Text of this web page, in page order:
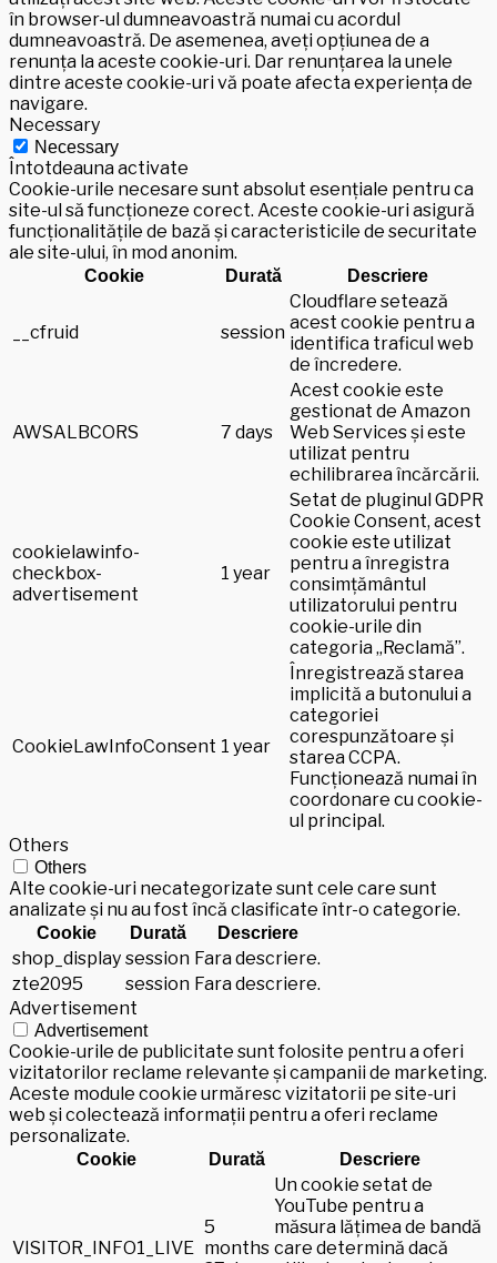
în browser-ul dumneavoastră numai cu acordul
dumneavoastră. De asemenea, aveți opțiunea de a
renunța la aceste cookie-uri. Dar renunțarea la unele
dintre aceste cookie-uri vă poate afecta experiența de
navigare.
Necessary
Necessary
Întotdeauna activate
Cookie-urile necesare sunt absolut esențiale pentru ca
site-ul să funcționeze corect. Aceste cookie-uri asigură
funcționalitățile de bază și caracteristicile de securitate
ale site-ului, în mod anonim.
Cookie Durată Descriere
__cfruid session
Cloudflare setează
acest cookie pentru a
identifica traficul web
de încredere.
AWSALBCORS 7 days
Acest cookie este
gestionat de Amazon
Web Services și este
utilizat pentru
echilibrarea încărcării.
cookielawinfo-
checkbox-
advertisement
1 year
Setat de pluginul GDPR
Cookie Consent, acest
cookie este utilizat
pentru a înregistra
consimțământul
utilizatorului pentru
cookie-urile din
categoria „Reclamă”.
CookieLawInfoConsent 1 year
Înregistrează starea
implicită a butonului a
categoriei
corespunzătoare și
starea CCPA.
Funcționează numai în
coordonare cu cookie-
ul principal.
Others
Others
Alte cookie-uri necategorizate sunt cele care sunt
analizate și nu au fost încă clasificate într-o categorie.
Cookie Durată Descriere
shop_display session Fara descriere.
zte2095
session Fara descriere.
Advertisement
Advertisement
Cookie-urile de publicitate sunt folosite pentru a oferi
vizitatorilor reclame relevante și campanii de marketing.
Aceste module cookie urmăresc vizitatorii pe site-uri
web și colectează informații pentru a oferi reclame
personalizate.
Cookie Durată Descriere
VISITOR_INFO1_LIVE
5
months
Un cookie setat de
YouTube pentru a
măsura lățimea de bandă
care determină dacă